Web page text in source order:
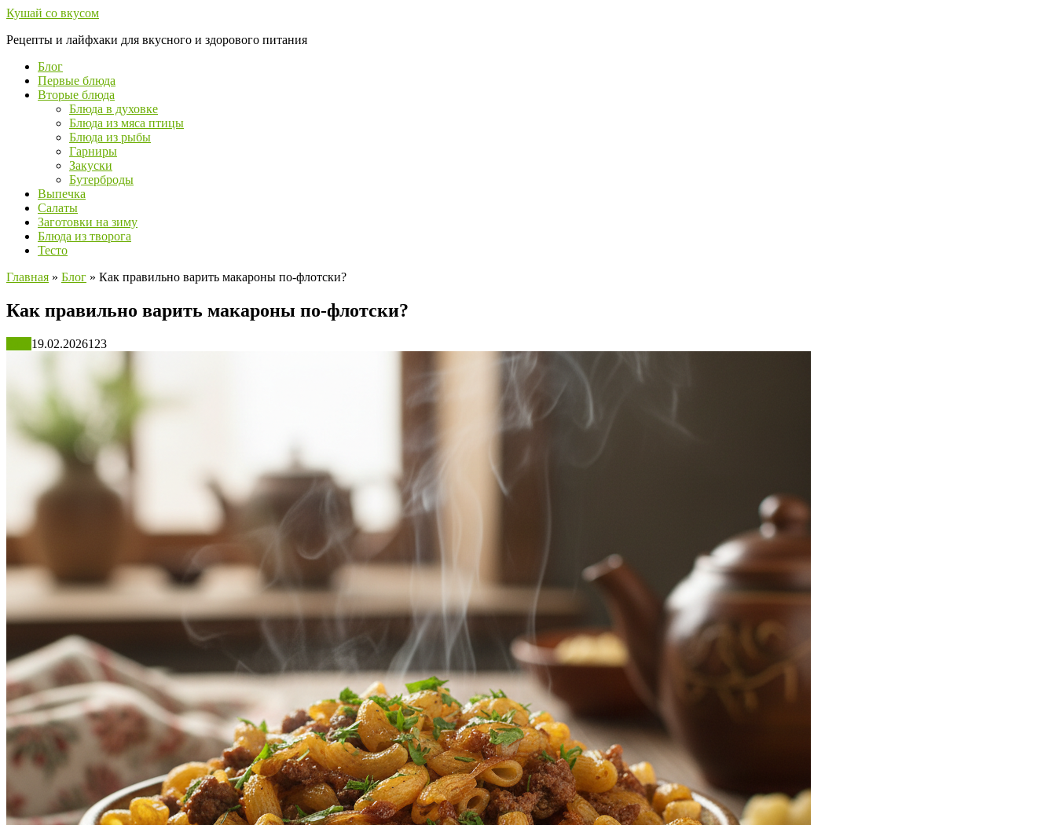
Перейти
контенту
Кушай со вкусом
Рецепты и лайфхаки для вкусного и здорового питания
Блог
Первые блюда
Вторые блюда
Блюда в духовке
Блюда из мяса птицы
Блюда из рыбы
Гарниры
Закуски
Бутерброды
Выпечка
Салаты
Заготовки на зиму
Блюда из творога
Тесто
Главная » Блог » Как правильно варить макароны по-флотски?
Как правильно варить макароны по-флотски?
19.02.2026123